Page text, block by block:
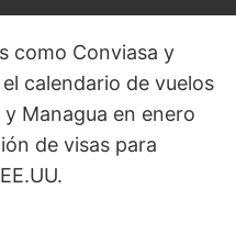
como Conviasa y
calendario de vuelos
Managua en enero
de visas para